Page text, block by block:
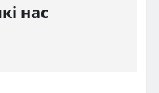
нас